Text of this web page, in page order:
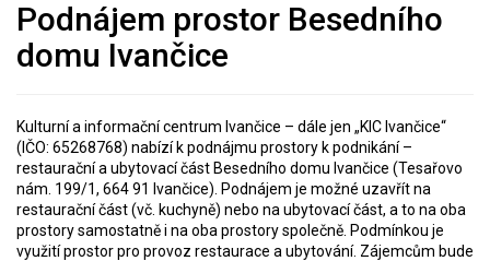
Podnájem prostor Besedního
domu Ivančice
Kulturní a informační centrum Ivančice – dále jen „KIC Ivančice“
(IČO: 65268768) nabízí k podnájmu prostory k podnikání –
restaurační a ubytovací část Besedního domu Ivančice (Tesařovo
nám. 199/1, 664 91 Ivančice). Podnájem je možné uzavřít na
restaurační část (vč. kuchyně) nebo na ubytovací část, a to na oba
prostory samostatně i na oba prostory společně. Podmínkou je
využití prostor pro provoz restaurace a ubytování. Zájemcům bude